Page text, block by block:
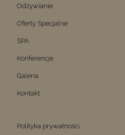
Odżywianie
Oferty Specjalne
SPA
Konferencje
Galeria
Kontakt
Polityka prywatności